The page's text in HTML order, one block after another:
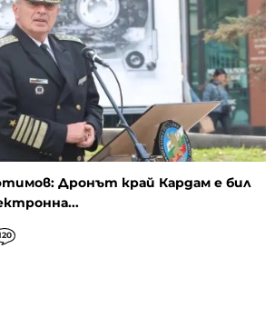
Дронът край Кардам е бил